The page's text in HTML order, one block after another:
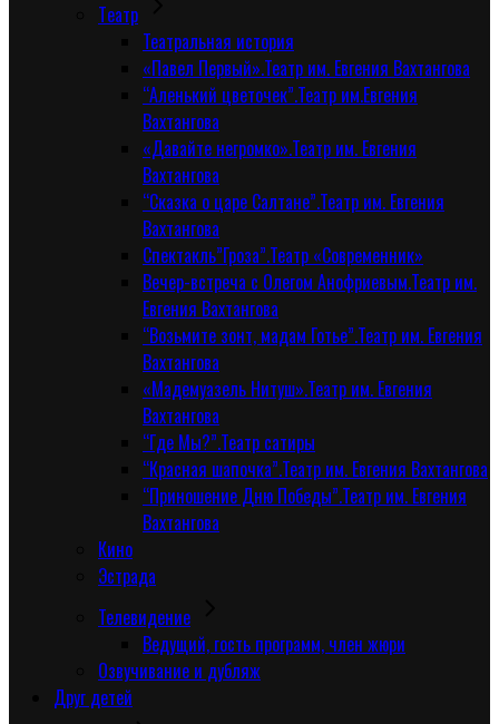
Tеатр
Театральная история
«Павел Первый».Театр им. Евгения Вахтангова
“Аленький цветочек”.Театр им.Евгения
Вахтангова
«Давайте негромко».Театр им. Евгения
Вахтангова
“Сказка о царе Салтане”.Театр им. Евгения
Вахтангова
Спектакль”Гроза”.Театр «Современник»
Вечер-встреча с Олегом Анофриевым.Театр им.
Евгения Вахтангова
“Возьмите зонт, мадам Готье”.Театр им. Евгения
Вахтангова
«Мадемуазель Нитуш».Театр им. Евгения
Вахтангова
“Где Мы?”.Театр сатиры
“Красная шапочка”.Театр им. Евгения Вахтангова
“Приношение Дню Победы”.Театр им. Евгения
Вахтангова
Кино
Эстрада
Телевидение
Ведущий, гость программ, член жюри
Озвучивание и дубляж
Друг детей